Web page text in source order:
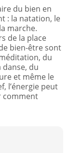
du bien en
: la natation, le
marche.
de la place
bien-être sont
du
danse, du
et même le
l’énergie peut
comment